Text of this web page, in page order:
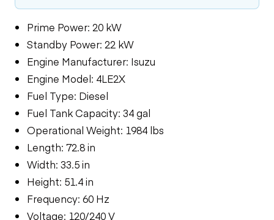
Prime Power: 20 kW
Standby Power: 22 kW
Engine Manufacturer: Isuzu
Engine Model: 4LE2X
Fuel Type: Diesel
Fuel Tank Capacity: 34 gal
Operational Weight: 1984 lbs
Length: 72.8 in
Width: 33.5 in
Height: 51.4 in
Frequency: 60 Hz
Voltage: 120/240 V